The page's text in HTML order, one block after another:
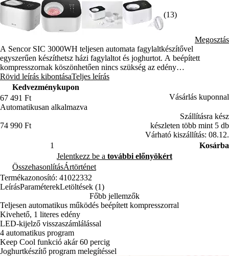
(13)
Megosztás
A Sencor SIC 3000WH teljesen automata fagylaltkészítővel
egyszerűen készíthetsz házi fagylaltot és joghurtot. A beépített
kompresszornak köszönhetően nincs szükség az edény
előfagyasztására. A fagylaltkészítő edény űrtartalma 1 liter.
Rövid leírás kibontásaTeljes leírás
Kedvezménykupon
67 491 Ft
Automatikusan alkalmazva
Vásárlás kuponnal
74 990 Ft
Szállításra kész
készleten több mint 5 db
Várható kiszállítás: 08.12.
Kosárba
Jelentkezz be a további előnyökért
ÖsszehasonlításÁrtörténet
Termékazonosító: 41022332
LeírásParaméterekLetöltések (1)
Főbb jellemzők
Teljesen automatikus működés beépített kompresszorral
Kivehető, 1 literes edény
LED-kijelző visszaszámlálással
4 automatikus program
Keep Cool funkció akár 60 percig
Joghurtkészítő program melegítéssel